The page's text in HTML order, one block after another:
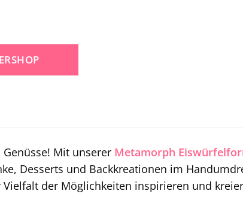
Mit unserer Metamorph
Desserts und Backkreationen im
der Möglichkeiten inspirieren und